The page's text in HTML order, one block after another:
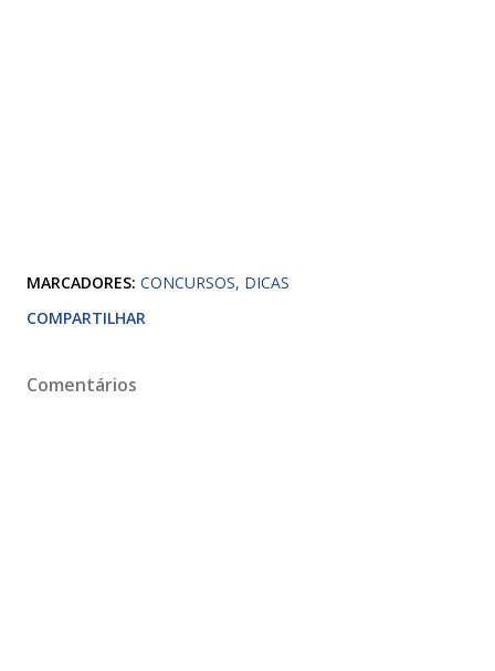
MARCADORES: CONCURSOS DICAS
COMPARTILHAR
Comentários